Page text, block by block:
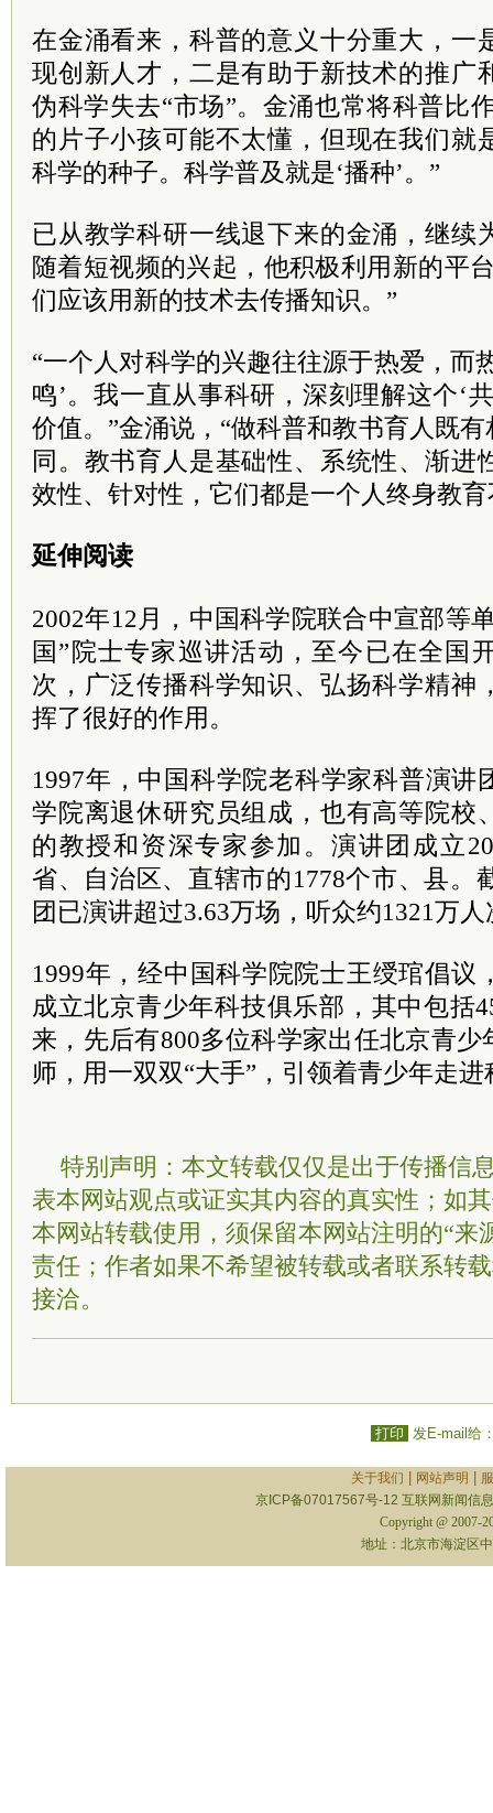
在金涌看来，科普的意义十分重大，一
现创新人才，二是有助于新技术的推广
伪科学失去“市场”。金涌也常将科普比
的片子小孩可能不太懂，但现在我们就
科学的种子。科学普及就是‘播种’。”
已从教学科研一线退下来的金涌，继续
随着短视频的兴起，他积极利用新的平
们应该用新的技术去传播知识。”
“一个人对科学的兴趣往往源于热爱，而
鸣’。我一直从事科研，深刻理解这个‘
价值。”金涌说，“做科普和教书育人既
同。教书育人是基础性、系统性、渐进
效性、针对性，它们都是一个人终身教
延伸阅读
2002年12月，中国科学院联合中宣部等
国”院士专家巡讲活动，至今已在全国
次，广泛传播科学知识、弘扬科学精神
挥了很好的作用。
1997年，中国科学院老科学家科普演讲
学院离退休研究员组成，也有高等院校
的教授和资深专家参加。演讲团成立
省、自治区、直辖市的1778个市、县。
团已演讲超过3.63万场，听众约1321万人
1999年，经中国科学院院士王绶琯倡议
成立北京青少年科技俱乐部，其中包括
来，先后有800多位科学家出任北京青
师，用一双双“大手”，引领着青少年走
特别声明：本文转载仅仅是出于传播信
表本网站观点或证实其内容的真实性；如
本网站转载使用，须保留本网站注明的“来
责任；作者如果不希望被转载或者联系转
接洽。
打印 发E-mail给
关于我们 网站声明
京ICP备07017567号-12 互联网新闻信
Copyright @ 2007-
地址：北京市海淀区